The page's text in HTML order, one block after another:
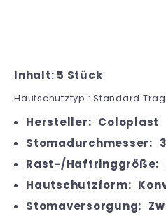
Inhalt: 5 Stück
Hautschutztyp : Standard
Hersteller: Coloplast
Stomadurchmesser:
Rast-/Haftringgröße:
Hautschutzform:
Stomaversorgung: